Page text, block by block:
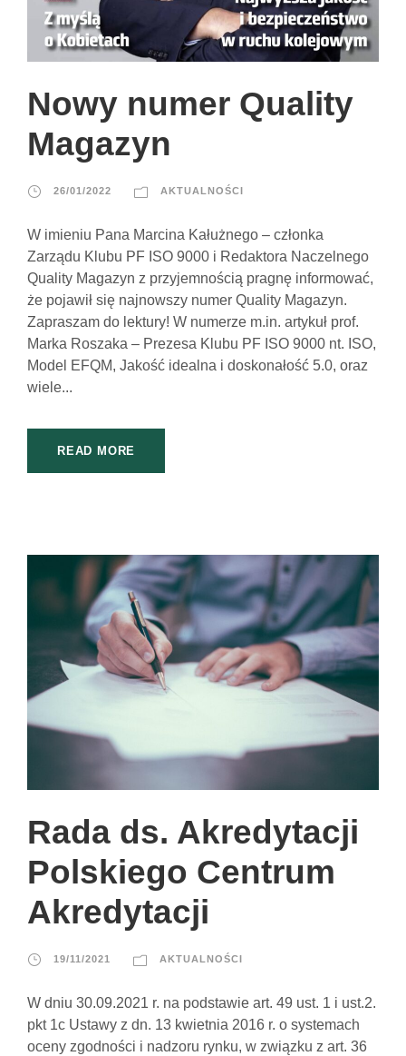
Nowy numer Quality
Magazyn
26/01/2022 AKTUALNOŚCI
W imieniu Pana Marcina Kałużnego – członka
Zarządu Klubu PF ISO 9000 i Redaktora Naczelnego
Quality Magazyn z przyjemnością pragnę informować,
że pojawił się najnowszy numer Quality Magazyn.
Zapraszam do lektury! W numerze m.in. artykuł prof.
Marka Roszaka – Prezesa Klubu PF ISO 9000 nt. ISO,
Model EFQM, Jakość idealna i doskonałość 5.0, oraz
wiele...
READ MORE
Rada ds. Akredytacji
Polskiego Centrum
Akredytacji
19/11/2021 AKTUALNOŚCI
W dniu 30.09.2021 r. na podstawie art. 49 ust. 1 i ust.2.
pkt 1c Ustawy z dn. 13 kwietnia 2016 r. o systemach
oceny zgodności i nadzoru rynku, w związku z art. 36